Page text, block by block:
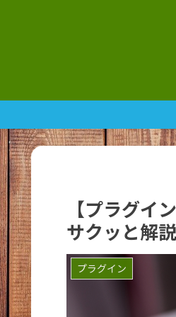
【プラグ
サクッと解説
プラグイン